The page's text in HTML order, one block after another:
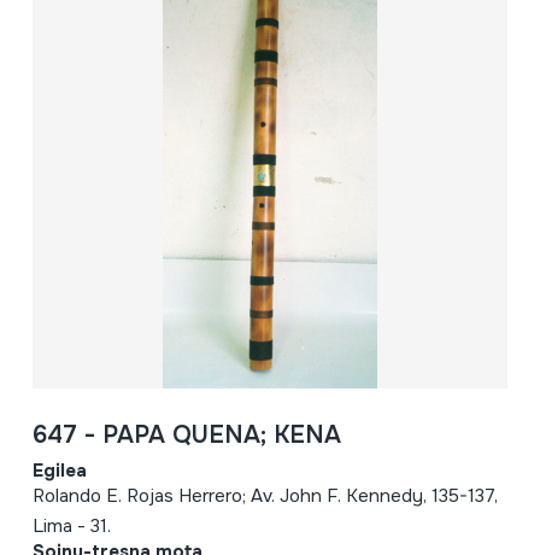
647 - PAPA QUENA; KENA
Egilea
Rolando E. Rojas Herrero; Av. John F. Kennedy, 135-137,
Lima - 31.